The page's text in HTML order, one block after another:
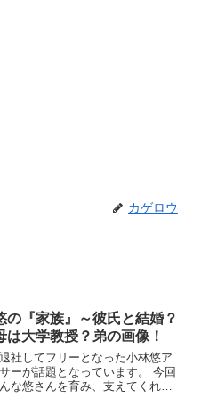
カゲロウ
の『家族』～彼氏と結婚？
は大学教授？弟の画像！
社してフリーとなった小林悠ア
ーが話題となっています。 今回
な悠さんを育み、支えてくれる